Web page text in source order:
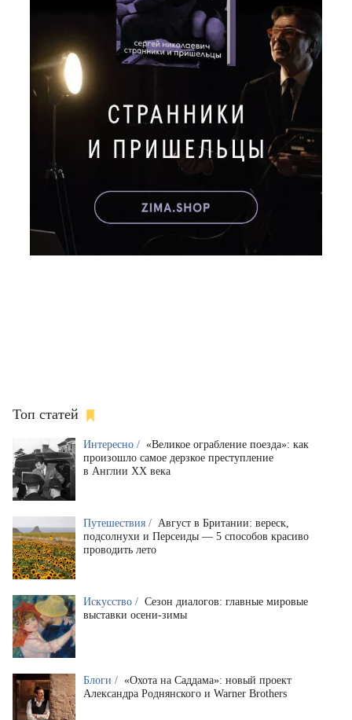
Топ статей
Интересно / «Великое ограбление поезда»: как
произошло самое дерзкое преступление
в Англии XX века
Путешествия / Август в Британии: вереск,
подсолнухи и Персеиды — 5 способов красиво
проводить лето
Искусство / Сезон диалогов: главные мировые
выставки осени-зимы
Блоги / «Охота на Саддама»: новый проект
Александра Роднянского и Warner Brothers